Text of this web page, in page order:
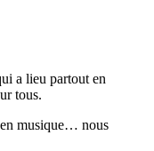
a lieu partout en
tous.
musique… nous